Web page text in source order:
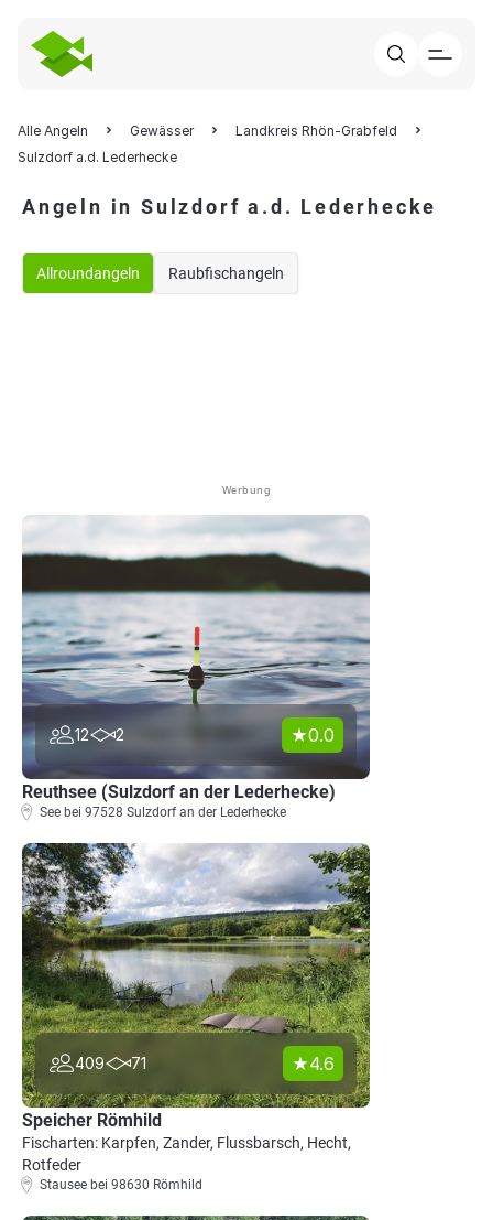
Alle Angeln Gewässer
Landkreis Rhön-Grabfeld
Sulzdorf a.d. Lederhecke
Angeln in Sulzdorf a.d. Lederhecke
Allroundangeln Raubfischangeln
Werbung
12 2 0.0
Reuthsee (Sulzdorf an der Lederhecke)
See bei 97528 Sulzdorf an der Lederhecke
409 71 4.6
Speicher Römhild
Fischarten: Karpfen, Zander, Flussbarsch, Hecht,
Rotfeder
Stausee bei 98630 Römhild